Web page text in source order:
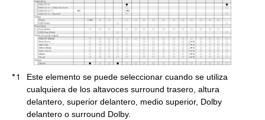
Este elemento se puede seleccionar cuando se utiliza
cualquiera de los altavoces surround trasero, altura
delantero, superior delantero, medio superior, Dolby
delantero o surround Dolby.